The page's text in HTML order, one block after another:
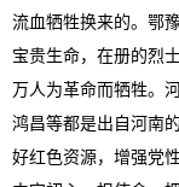
流血牺牲换来的。鄂
宝贵生命，在册的烈
万人为革命而牺牲。
鸿昌等都是出自河南
好红色资源，增强党